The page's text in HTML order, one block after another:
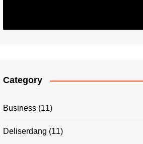
Category
Business (11)
Deliserdang (11)